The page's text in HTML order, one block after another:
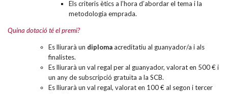
metodologia emprada.
Quina dotació té el premi?
Es lliurarà un diploma acreditatiu al guanyador/a i als
finalistes.
Es lliurarà un val regal per al guanyador, valorat en 500 € i
un any de subscripció gratuïta a la SCB.
Es lliurarà un val regal, valorat en 100 € al segon i tercer